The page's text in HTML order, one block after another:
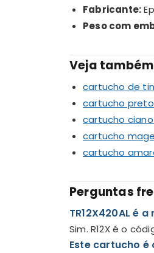
Fabricante:
Peso com
Veja também
cartucho de
cartucho preto
cartucho ciano
cartucho
cartucho
Perguntas
TR12X420AL é
Sim. R12X é o
Este cartucho